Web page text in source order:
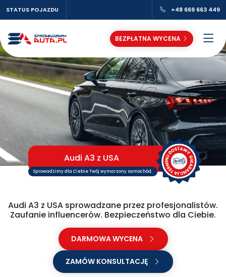
STATUS POJAZDU +48 669 663 449
BEZPŁATNA WYCENA
Audi A3 z USA
Sprowadzimy dla Ciebie Twój wymarzony samochód.
Audi A3 z USA sprowadzane przez profesjonalistów.
Zaufanie influencerów. Bezpieczeństwo dla Ciebie.
DARMOWA WYCENA
ZAMÓW KONSULTACJĘ